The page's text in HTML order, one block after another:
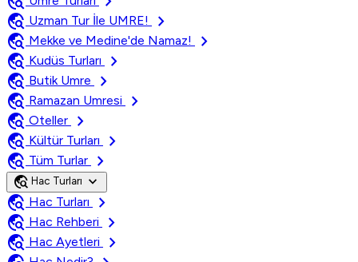
travel_explore Uzman Tur İle UMRE!
chevron_right
travel_explore Mekke ve Medine'de Namaz!
chevron_right
travel_explore Kudüs Turları
chevron_right
travel_explore Butik Umre
chevron_right
travel_explore Ramazan Umresi
chevron_right
travel_explore Oteller
chevron_right
travel_explore Kültür Turları
chevron_right
travel_explore Tüm Turlar chevron_right
travel_explore Hac Turları expand_more
travel_explore Hac Turları
chevron_right
travel_explore Hac Rehberi
chevron_right
travel_explore Hac Ayetleri
chevron_right